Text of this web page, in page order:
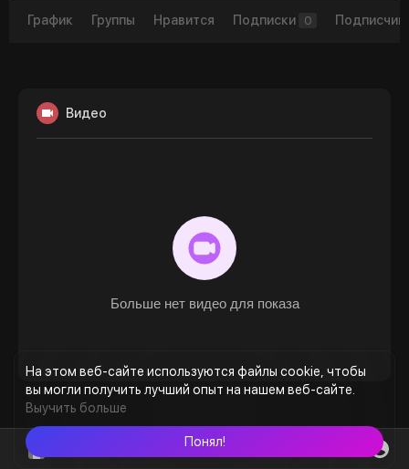
На этом веб-сайте используются файлы cookie, чтобы
вы могли получить лучший опыт на нашем веб-сайте.
Выучить больше
Понял!
График Группы Нравится Подписки 0
Видео
Больше нет видео для показа